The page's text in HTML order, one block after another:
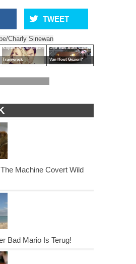
TWEET
Charly Sinewan
Kopen Of Doorlopen:
Trainwreck
Ooit Een Auto Geheel
Van Hout Gezien?
Machine Covert Wild
Bad Mario Is Terug!